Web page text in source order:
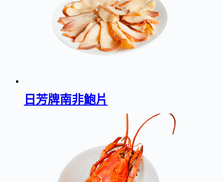
日芳牌南非鮑片